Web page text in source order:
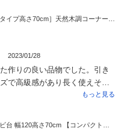
段は安定感がありスムーズで
のロックを2ヶ所解除すると、
れるので、掃除も億劫になら
めずにすみます。色々なサイ
が、やはりディノスで選び大
2023/01/28
作りの良い品物でした。引き
で高級感があり長く使えそう
もっと見る